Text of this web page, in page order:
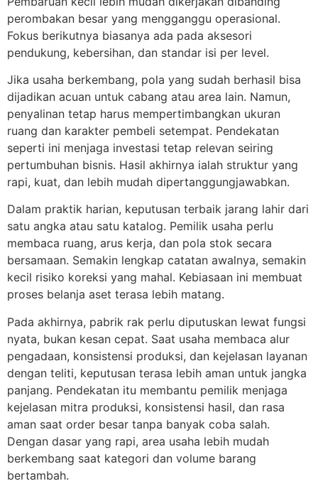
perombakan besar yang mengganggu operasional.
Fokus berikutnya biasanya ada pada aksesori
pendukung, kebersihan, dan standar isi per level.
Jika usaha berkembang, pola yang sudah berhasil bisa
dijadikan acuan untuk cabang atau area lain. Namun,
penyalinan tetap harus mempertimbangkan ukuran
ruang dan karakter pembeli setempat. Pendekatan
seperti ini menjaga investasi tetap relevan seiring
pertumbuhan bisnis. Hasil akhirnya ialah struktur yang
rapi, kuat, dan lebih mudah dipertanggungjawabkan.
Dalam praktik harian, keputusan terbaik jarang lahir dari
satu angka atau satu katalog. Pemilik usaha perlu
membaca ruang, arus kerja, dan pola stok secara
bersamaan. Semakin lengkap catatan awalnya, semakin
kecil risiko koreksi yang mahal. Kebiasaan ini membuat
proses belanja aset terasa lebih matang.
Pada akhirnya, pabrik rak perlu diputuskan lewat fungsi
nyata, bukan kesan cepat. Saat usaha membaca alur
pengadaan, konsistensi produksi, dan kejelasan layanan
dengan teliti, keputusan terasa lebih aman untuk jangka
panjang. Pendekatan itu membantu pemilik menjaga
kejelasan mitra produksi, konsistensi hasil, dan rasa
aman saat order besar tanpa banyak coba salah.
Dengan dasar yang rapi, area usaha lebih mudah
berkembang saat kategori dan volume barang
bertambah.